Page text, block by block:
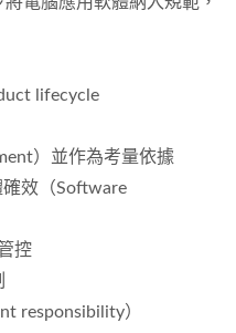
lifecycle
）並作為考量依據
效（Software
控
responsibility）